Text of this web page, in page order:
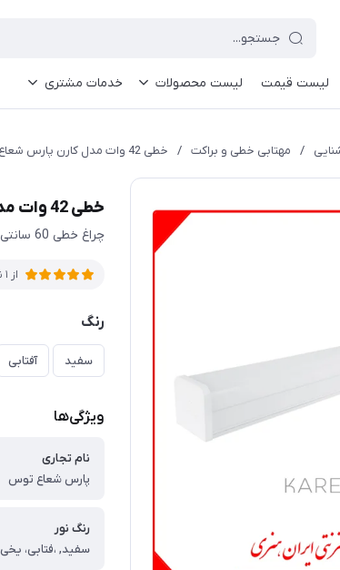
لیست قیمت لیست محصولات خدمات مشتری
/ مهتابی خطی و براکت / خطی 42 وات مدل کارن پارس شعاع
خطی 42 وات مدل کارن پارس شعاع
چراغ خطی 60 سانتی متر
از 1 نظر
رنگ
سفید آفتابی
ویژگی‌ها
نام تجاری
پارس شعاع توس
رنگ نور
سفید, ،فتابی، یخی